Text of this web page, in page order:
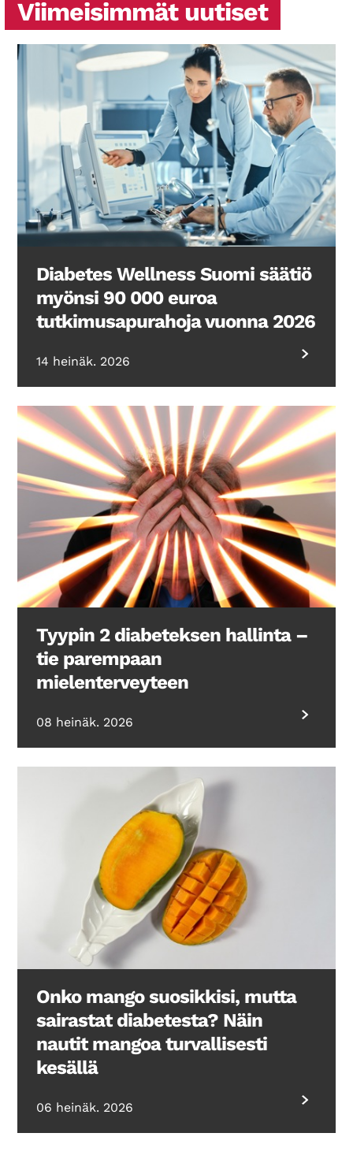
Search Diabetes Wellness Suomi
Viimeisimmät uutiset
Diabetes Wellness Suomi säätiö
myönsi 90 000 euroa
tutkimusapurahoja vuonna 2026
14 heinäk. 2026
Tyypin 2 diabeteksen hallinta –
tie parempaan
mielenterveyteen
08 heinäk. 2026
Onko mango suosikkisi, mutta
sairastat diabetesta? Näin
nautit mangoa turvallisesti
kesällä
06 heinäk. 2026